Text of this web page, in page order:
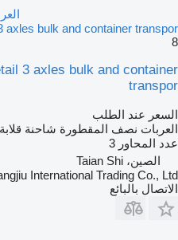
axles bulk and container transpor
8
3 axles bulk and container
transpor
السعر عند الطلب
العربات نصف المقطورة شاحنة قلابة
عدد المحاور 3
الصين، Taian Shi
International Trading Co., Ltd.
الاتصال بالبائع